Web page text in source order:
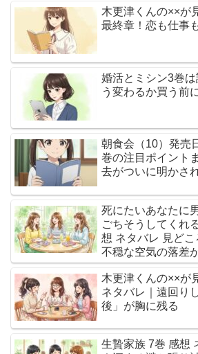
木更津くんの××が
最終章！恋も仕事
婚活とミシン3巻
う変わるか買う前
朝食会（10）発売
巻の注目ポイント
去がついに明かさ
死にたいあなたに
ごちそうしてくれ
想 ネタバレ 見ど
不穏な空気の落差
木更津くんの××が
ネタバレ｜遠回り
後」が胸に残る
生贄家族 7巻 感想